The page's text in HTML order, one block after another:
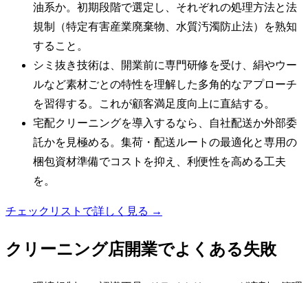
油系か。初期段階で選定し、それぞれの処理方法と法
規制（特定有害産業廃棄物、水質汚濁防止法）を熟知
すること。
シミ抜き技術は、開業前に専門研修を受け、絹やウー
ルなど素材ごとの特性を理解した多角的なアプローチ
を習得する。これが顧客満足度向上に直結する。
宅配クリーニングを導入するなら、自社配送か外部委
託かを見極める。集荷・配送ルートの最適化と専用の
梱包資材準備でコストを抑え、利便性を高める工夫
を。
チェックリストで詳しく見る →
クリーニング店開業でよくある失敗